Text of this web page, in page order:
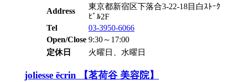
Address
東京都新宿区下落合3-22-18目白ｽﾄｰｸ
ﾋﾞﾙ2F
Tel
03-3950-6066
Open/Close 9:30～17:00
定休日
火曜日、水曜日
joliesse ēcrin 【茗荷谷 美容院】